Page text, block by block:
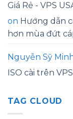
Giá Rẻ - VPS
on Hướng dẫn
hơn mùa đứt
Nguyễn Sỹ
ISO cài trên
TAG CLOUD